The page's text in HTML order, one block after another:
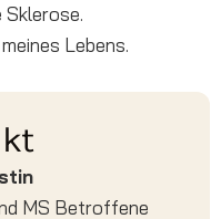
Sklerose.
Lebens.
MS Betroffene